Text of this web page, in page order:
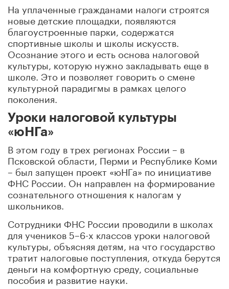
На уплаченные гражданами налоги строятся
новые детские площадки, появляются
благоустроенные парки, содержатся
спортивные школы и школы искусств.
Осознание этого и есть основа налоговой
культуры, которую нужно закладывать еще в
школе. Это и позволяет говорить о смене
культурной парадигмы в рамках целого
поколения.
Уроки налоговой культуры
«юНГа»
В этом году в трех регионах России – в
Псковской области, Перми и Республике Коми
– был запущен проект «юНГа» по инициативе
ФНС России. Он направлен на формирование
сознательного отношения к налогам у
школьников.
Сотрудники ФНС России проводили в школах
для учеников 5–6-х классов уроки налоговой
культуры, объясняя детям, на что государство
тратит налоговые поступления, откуда берутся
деньги на комфортную среду, социальные
пособия и развитие науки.